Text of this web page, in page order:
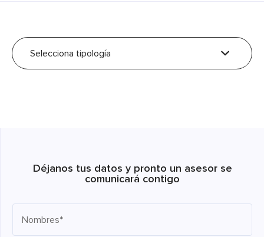
Selecciona tipología
Déjanos tus datos y pronto un asesor se
comunicará contigo
Nombres*